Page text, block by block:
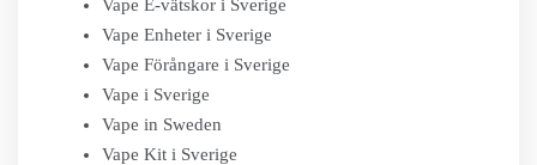
Vape E-vätskor i Sverige
Vape Enheter i Sverige
Vape Förångare i Sverige
Vape i Sverige
Vape in Sweden
Vape Kit i Sverige